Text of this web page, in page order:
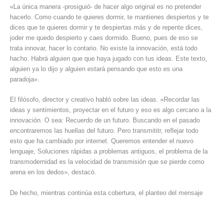
«La única manera -prosiguió- de hacer algo original es no pretender
hacerlo. Como cuando te quieres dormir, te mantienes despiertos y te
dices que te quieres dormir y te despiertas más y de repente dices,
joder me quedo despierto y caes dormido. Bueno, pues de eso se
trata innovar, hacer lo contario. No existe la innovación, está todo
hacho. Habrá alguien que que haya jugado con tus ideas. Este texto,
alguien ya lo dijo y alguien estará pensando que esto es una
paradoja».
El filósofo, director y creativo habló sobre las ideas. «Recordar las
ideas y sentimientos, proyectar en el futuro y eso es algo cercano a la
innovación. O sea: Recuerdo de un futuro. Buscando en el pasado
encontraremos las huellas del futuro. Pero transmititr, reflejar todo
esto que ha cambiado por internet. Queremos entender el nuevo
lenguaje, Soluciones rápidas a problemas antiguos, el problema de la
transmodernidad es la velocidad de transmisión que se pierde como
arena en los dedos», destacó.
De hecho, mientras continúa esta cobertura, el planteo del mensaje